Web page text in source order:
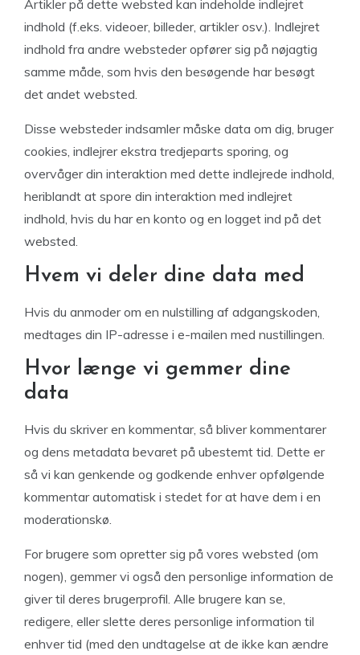
Artikler på dette websted kan indeholde indlejret
indhold (f.eks. videoer, billeder, artikler osv.). Indlejret
indhold fra andre websteder opfører sig på nøjagtig
samme måde, som hvis den besøgende har besøgt
det andet websted.
Disse websteder indsamler måske data om dig, bruger
cookies, indlejrer ekstra tredjeparts sporing, og
overvåger din interaktion med dette indlejrede indhold,
heriblandt at spore din interaktion med indlejret
indhold, hvis du har en konto og en logget ind på det
websted.
Hvem vi deler dine data med
Hvis du anmoder om en nulstilling af adgangskoden,
medtages din IP-adresse i e-mailen med nustillingen.
Hvor længe vi gemmer dine
data
Hvis du skriver en kommentar, så bliver kommentarer
og dens metadata bevaret på ubestemt tid. Dette er
så vi kan genkende og godkende enhver opfølgende
kommentar automatisk i stedet for at have dem i en
moderationskø.
For brugere som opretter sig på vores websted (om
nogen), gemmer vi også den personlige information de
giver til deres brugerprofil. Alle brugere kan se,
redigere, eller slette deres personlige information til
enhver tid (med den undtagelse at de ikke kan ændre